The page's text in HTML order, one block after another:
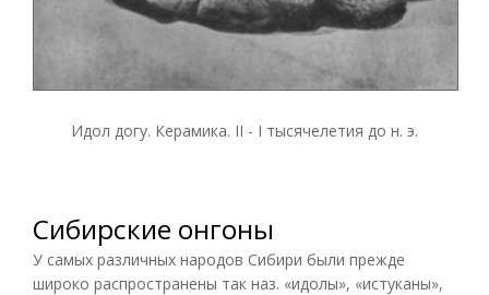
Идол догу. Керамика. II - I тысячелетия до н. э.
Сибирские онгоны
У самых различных народов Сибири были прежде
широко распространены так наз. «идолы», «истуканы»,